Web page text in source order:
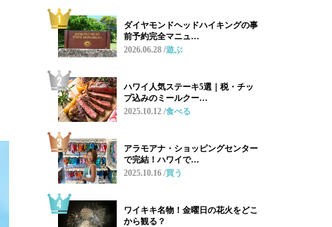
ダイヤモンドヘッドハイキングの事
前予約完全マニュ…
2026.06.28 遊ぶ
ハワイ人気ステーキ5選｜税・チッ
プ込みのミールクー…
2025.10.12 食べる
アラモアナ・ショッピングセンター
で完結！ハワイで…
2025.10.16 買う
ワイキキ名物！金曜日の花火をどこ
から観る？